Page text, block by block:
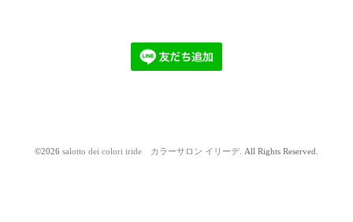
©2026 salotto dei colori iride カラーサロン イリーデ. All Rights Reserved.